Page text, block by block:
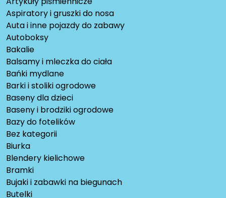
Aspiratory i gruszki do nosa
Auta i inne pojazdy do zabawy
Autoboksy
Bakalie
Balsamy i mleczka do ciała
Bańki mydlane
Barki i stoliki ogrodowe
Baseny dla dzieci
Baseny i brodziki ogrodowe
Bazy do fotelików
Bez kategorii
Biurka
Blendery kielichowe
Bramki
Bujaki i zabawki na biegunach
Butelki